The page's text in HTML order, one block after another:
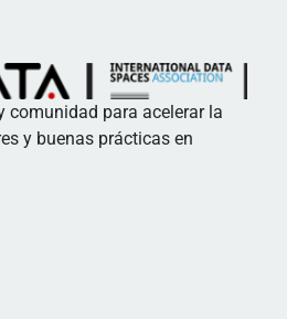
comunidad para acelerar la
y buenas prácticas en